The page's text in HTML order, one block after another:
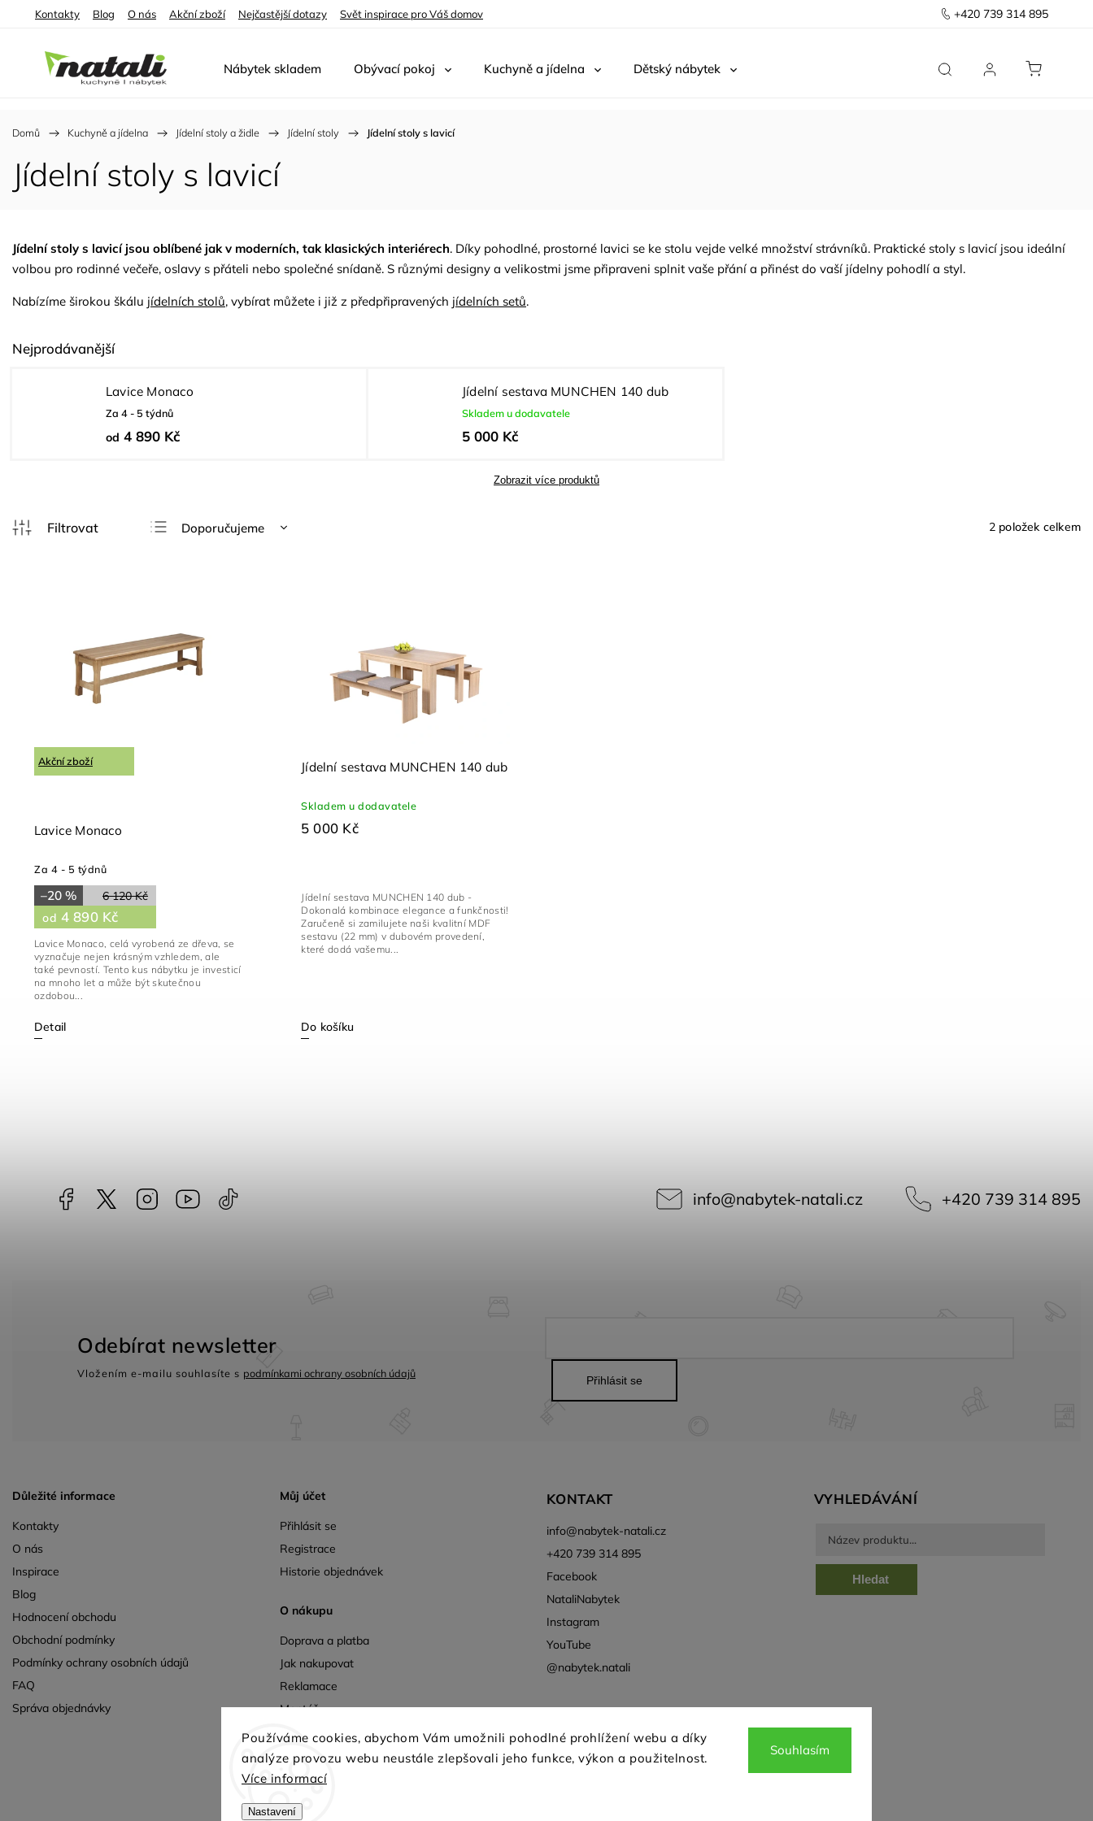
Používáme cookies, abychom Vám umožnili pohodlné prohlížení webu a díky
analýze provozu webu neustále zlepšovali jeho funkce, výkon a použitelnost.
Více informací
Nastavení
Souhlasím
+420 739 314 895
Kontakty Blog O nás Akční zboží Nejčastější dotazy Svět inspirace pro Váš domov
Nábytek skladem Obývací pokoj Kuchyně a jídelna Dětský nábytek Předsíň
Domů / Kuchyně a jídelna / Jídelní stoly a židle / Jídelní stoly / Jídelní stoly s lavicí
Jídelní stoly s lavicí
Jídelní stoly s lavicí jsou oblíbené jak v moderních, tak klasických interiérech. Díky pohodlné, prostorné lavici se ke stolu vejde velké množství strávníků. Praktické stoly s lavicí jsou ideální
volbou pro rodinné večeře, oslavy s přáteli nebo společné snídaně. S různými designy a velikostmi jsme připraveni splnit vaše přání a přinést do vaší jídelny pohodlí a styl.
Nabízíme širokou škálu jídelních stolů, vybírat můžete i již z předpřipravených jídelních setů.
Nejprodávanější
Lavice Monaco
Za 4 - 5 týdnů
od 4 890 Kč
Jídelní sestava MUNCHEN 140 dub
Skladem u dodavatele
5 000 Kč
Zobrazit více produktů
Doporučujeme
Abecedně
2 položek celkem
Akční zboží
Lavice Monaco
Za 4 - 5 týdnů
6 120 Kč
–20 %
od 4 890 Kč
Detail
Lavice Monaco, celá vyrobená ze dřeva, se
vyznačuje nejen krásným vzhledem, ale
také pevností. Tento kus nábytku je investicí
na mnoho let a může být skutečnou
ozdobou...
Jídelní sestava MUNCHEN 140 dub
Skladem u dodavatele
5 000 Kč
Do košíku
Jídelní sestava MUNCHEN 140 dub -
Dokonalá kombinace elegance a funkčnosti!
Zaručeně si zamilujete naši kvalitní MDF
sestavu (22 mm) v dubovém provedení,
které dodá vašemu...
Facebook NataliNabytek
InstagramYouTube info@nabytek-natali.cz +420 739 314 895
Důležité informace
Kontakty
O nás
Inspirace
Blog
Hodnocení obchodu
Obchodní podmínky
Podmínky ochrany osobních údajů
FAQ
Správa objednávky
Můj účet
Přihlásit se
Registrace
Historie objednávek
O nákupu
Doprava a platba
Jak nakupovat
Reklamace
Montáž
Výnos
KONTAKT
info@nabytek-natali.cz
+420 739 314 895
Facebook
NataliNabytek
Instagram
YouTube
@nabytek.natali
Odebírat newsletter
Vložením e-mailu souhlasíte s podmínkami ochrany osobních údajů
Přihlásit se
VYHLEDÁVÁNÍ
Hledat